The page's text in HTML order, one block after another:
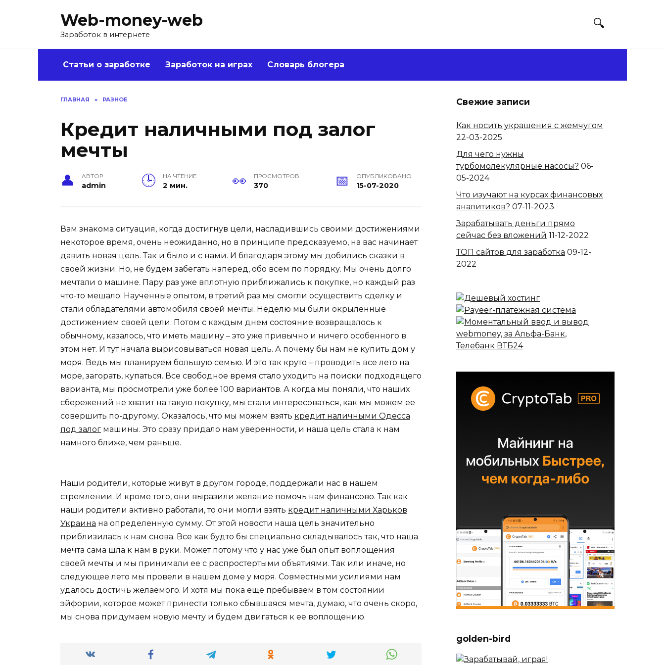
Web-money-web
Заработок в интернете
Статьи о заработке Заработок на играх Словарь блогера
ГЛАВНАЯ » РАЗНОЕ
Кредит наличными под залог
мечты
АВТОР
admin
НА ЧТЕНИЕ
2 мин.
ПРОСМОТРОВ
370
ОПУБЛИКОВАНО
15-07-2020
Вам знакома ситуация, когда достигнув цели, насладившись своими достижениями
некоторое время, очень неожиданно, но в принципе предсказуемо, на вас начинает
давить новая цель. Так и было и с нами. И благодаря этому мы добились сказки в
своей жизни. Но, не будем забегать наперед, обо всем по порядку. Мы очень долго
мечтали о машине. Пару раз уже вплотную приближались к покупке, но каждый раз
что-то мешало. Наученные опытом, в третий раз мы смогли осуществить сделку и
стали обладателями автомобиля своей мечты. Неделю мы были окрыленные
достижением своей цели. Потом с каждым днем состояние возвращалось к
обычному, казалось, что иметь машину – это уже привычно и ничего особенного в
этом нет. И тут начала вырисовываться новая цель. А почему бы нам не купить дом у
моря. Ведь мы планируем большую семью. И это так круто – проводить все лето на
море, загорать, купаться. Все свободное время стало уходить на поиски подходящего
варианта, мы просмотрели уже более 100 вариантов. А когда мы поняли, что наших
сбережений не хватит на такую покупку, мы стали интересоваться, как мы можем ее
совершить по-другому. Оказалось, что мы можем взять кредит наличными Одесса
под залог машины. Это сразу придало нам уверенности, и наша цель стала к нам
намного ближе, чем раньше.
Наши родители, которые живут в другом городе, поддержали нас в нашем
стремлении. И кроме того, они выразили желание помочь нам финансово. Так как
наши родители активно работали, то они могли взять кредит наличными Харьков
Украина на определенную сумму. От этой новости наша цель значительно
приблизилась к нам снова. Все как будто бы специально складывалось так, что наша
мечта сама шла к нам в руки. Может потому что у нас уже был опыт воплощения
своей мечты и мы принимали ее с распростертыми объятиями. Так или иначе, но
следующее лето мы провели в нашем доме у моря. Совместными усилиями нам
удалось достичь желаемого. И хотя мы пока еще пребываем в том состоянии
эйфории, которое может принести только сбывшаяся мечта, думаю, что очень скоро,
мы снова придумаем новую мечту и будем двигаться к ее воплощению.
Свежие записи
Как носить украшения с жемчугом
22-03-2025
Для чего нужны
турбомолекулярные насосы? 06-
05-2024
Что изучают на курсах финансовых
аналитиков? 07-11-2023
Зарабатывать деньги прямо
сейчас без вложений 11-12-2022
ТОП сайтов для заработка 09-12-
2022
golden-bird